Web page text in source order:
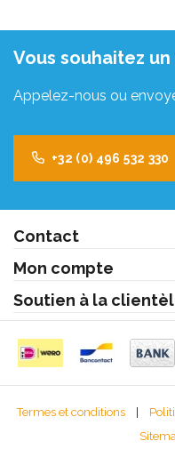
Vous souhaitez
Appelez-nous ou
+32 (0) 496 532 330
Contact
Mon compte
Soutien à la
Termes et conditions |